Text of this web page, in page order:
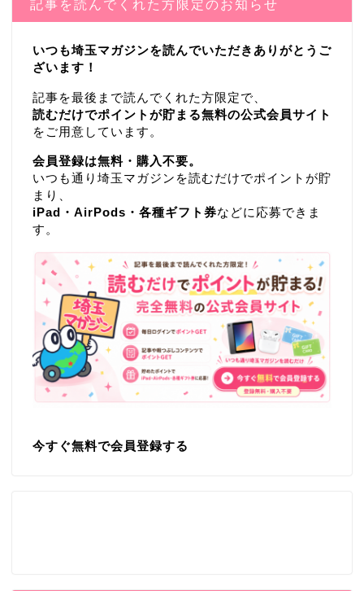
記事を読んでくれた方限定のお知らせ
いつも埼玉マガジンを読んでいただきありがとうご
ざいます！
記事を最後まで読んでくれた方限定で、
読むだけでポイントが貯まる無料の公式会員サイト
をご用意しています。
会員登録は無料・購入不要。
いつも通り埼玉マガジンを読むだけでポイントが貯
まり、
iPad・AirPods・各種ギフト券などに応募できま
す。
今すぐ無料で会員登録する